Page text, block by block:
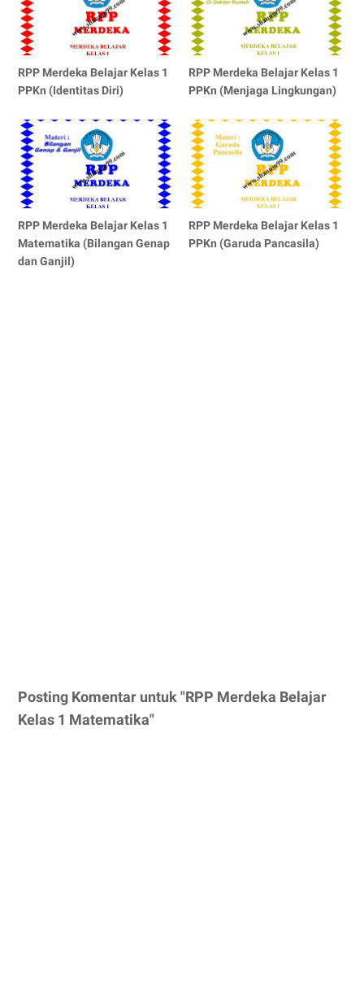
RPP Merdeka Belajar Kelas 1
PPKn (Identitas Diri)
RPP Merdeka Belajar Kelas 1
PPKn (Menjaga Lingkungan)
RPP Merdeka Belajar Kelas 1
Matematika (Bilangan Genap
dan Ganjil)
RPP Merdeka Belajar Kelas 1
PPKn (Garuda Pancasila)
Posting Komentar untuk "RPP Merdeka Belajar
Kelas 1 Matematika"